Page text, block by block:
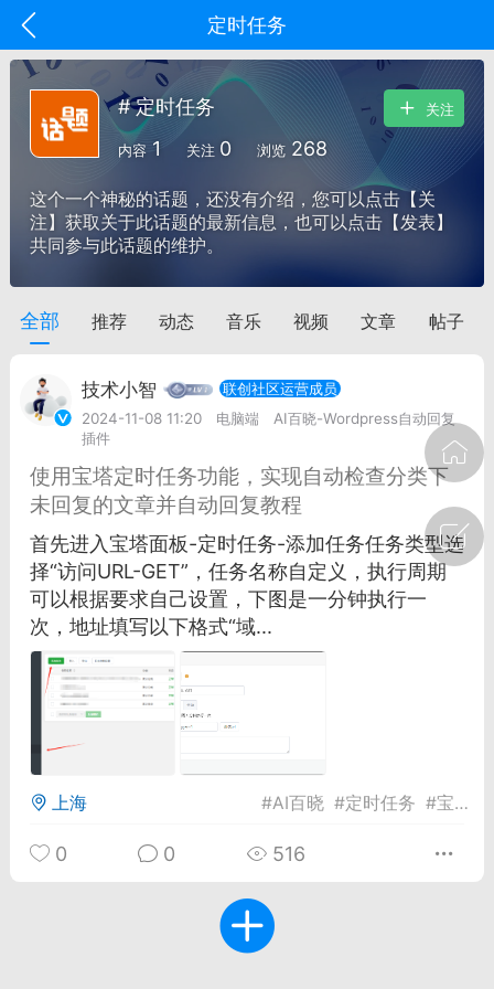
定时任务
29 10:10 电脑端 智狐AI工作台
中英翻译
事想用上客户端...
#智狐AI工作台
1 23
聚合API
26 00:53
电脑端 公开内容
者怎么接入Claude Opus 5 ？智创聚合
调用
Opus 5 已在 Claude、Claude
、Google Cloud 和 Microsoft Foundry
Max 的新默认模型，并成为
# 定时任务
内容 1 关注 0 浏览 268
关注
这个一个神秘的话题，还没有介绍，您可以点击【关
注】获取关于此话题的最新信息，也可以点击【发表】
共同参与此话题的维护。
全部 推荐 动态 音乐 视频 文章 帖子
技术小智
联创社区运营成员
2024-11-08 11:20
电脑端
AI百晓-Wordpress自动回复
插件
使用宝塔定时任务功能，实现自动检查分类下
未回复的文章并自动回复教程
首先进入宝塔面板-定时任务-添加任务任务类型选
择“访问URL-GET”，任务名称自定义，执行周期
可以根据要求自己设置，下图是一分钟执行一
次，地址填写以下格式“域...
上海 #AI百晓 #定时任务 #宝塔面板
0 0 516